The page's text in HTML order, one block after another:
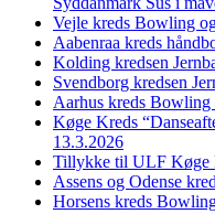
Vejle kreds Bowling
Aabenraa kreds
Kolding kredsen
Svendborg kredsen
Aarhus kreds Bowling
Køge Kreds
13.3.2026
Tillykke til ULF Køge
Assens og Odense
Horsens kreds